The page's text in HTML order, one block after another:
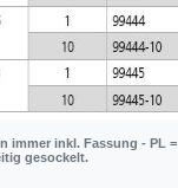
immer inkl. Fassung - PL =
gesockelt.